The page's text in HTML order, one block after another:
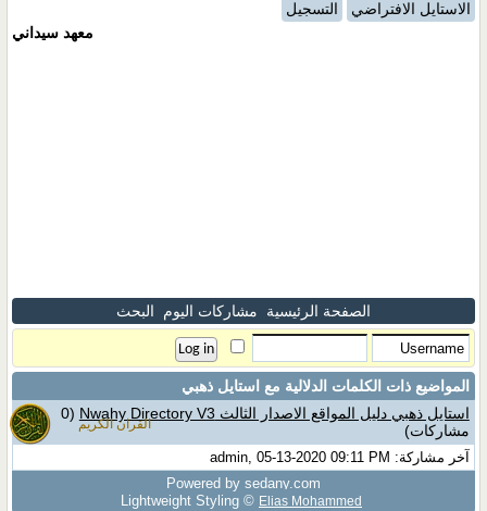
القران الكريم
الاستايل الافتراضي
التسجيل
معهد سيداني
الصفحة الرئيسية مشاركات اليوم البحث
المواضيع ذات الكلمات الدلالية مع
استايل ذهبي
استايل ذهبي دليل المواقع الاصدار الثالث Nwahy Directory V3
(0
مشاركات)
آخر مشاركة: admin, 05-13-2020 09:11 PM
Powered by sedany.com
Lightweight Styling © Elias Mohammed